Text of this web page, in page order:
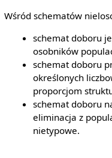
Wśród schematów
schemat doboru
osobników
schemat doboru
określonych
proporcjom
schemat doboru
eliminacja z
nietypowe.